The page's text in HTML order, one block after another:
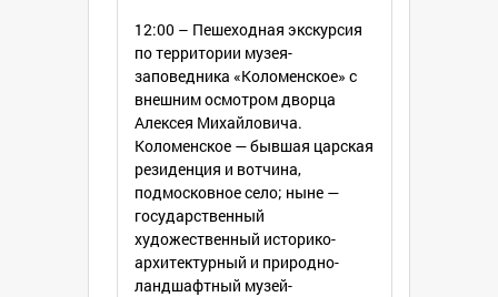
12:00 – Пешеходная экскурсия
по территории музея-
заповедника «Коломенское» с
внешним осмотром дворца
Алексея Михайловича.
Коломенское — бывшая царская
резиденция и вотчина,
подмосковное село; ныне —
государственный
художественный историко-
архитектурный и природно-
ландшафтный музей-